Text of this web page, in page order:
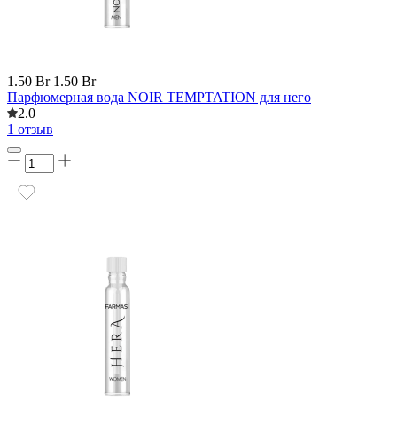
1.50 Br 1.50 Br
Парфюмерная вода NOIR TEMPTATION для него
2.0
1 отзыв